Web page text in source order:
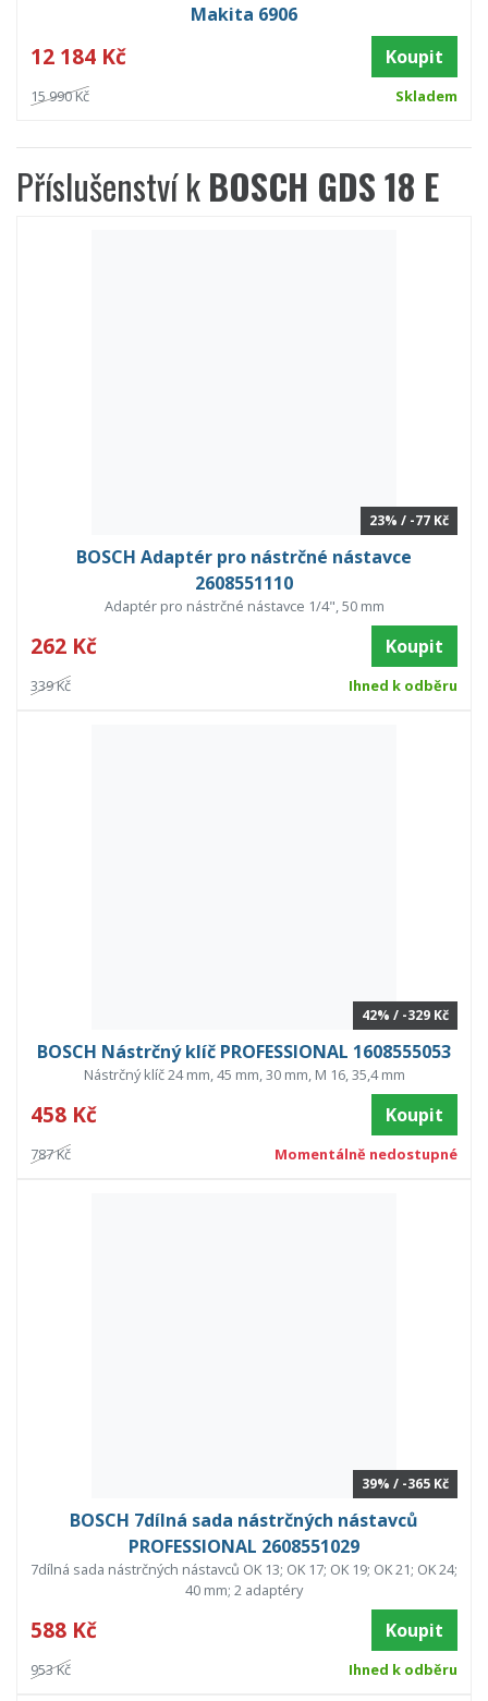
Makita 6906
12 184 Kč Koupit
15 990 Kč Skladem
Příslušenství kBOSCH GDS 18 E
23% / -77 Kč
BOSCH Adaptér pro nástrčné nástavce
2608551110
Adaptér pro nástrčné nástavce 1/4", 50 mm
262 Kč Koupit
339 Kč Ihned k odběru
42% / -329 Kč
BOSCH Nástrčný klíč PROFESSIONAL 1608555053
Nástrčný klíč 24 mm, 45 mm, 30 mm, M 16, 35,4 mm
458 Kč Koupit
787 Kč Momentálně nedostupné
39% / -365 Kč
BOSCH 7dílná sada nástrčných nástavců
PROFESSIONAL 2608551029
7dílná sada nástrčných nástavců OK 13; OK 17; OK 19; OK 21; OK 24;
40 mm; 2 adaptéry
588 Kč Koupit
953 Kč Ihned k odběru